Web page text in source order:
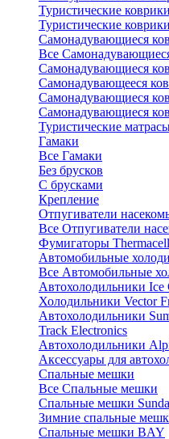
Туристические
Туристические
Самонадувающиеся
Все
Самонадувающиеся
Самонадувающееся
Самонадувающиеся
Самонадувающиеся
Туристические
Гамаки
Все Гамаки
Без брусков
С брусками
Крепление
Отпугиватели
Все Отпугиватели
Фумигаторы Thermacell
Автомобильные
Все Автомобильные
Автохолодильники Ice
Холодильники Vector
Автохолодильники
Track Electronics
Автохолодильники
Аксессуары для
Спальные мешки
Все Спальные мешки
Спальные мешки
Зимние спальные
Спальные мешки BAY